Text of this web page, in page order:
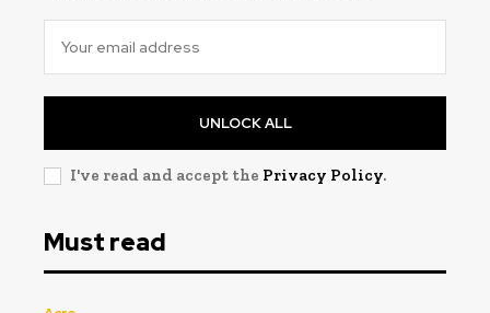
UNLOCK ALL
I've read and accept the Privacy Policy.
Must read